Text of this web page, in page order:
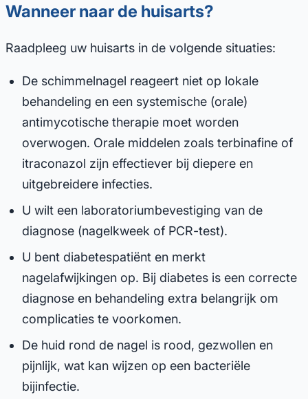
Wanneer naar de huisarts?
Raadpleeg uw huisarts in de volgende situaties:
De schimmelnagel reageert niet op lokale
behandeling en een systemische (orale)
antimycotische therapie moet worden
overwogen. Orale middelen zoals terbinafine of
itraconazol zijn effectiever bij diepere en
uitgebreidere infecties.
U wilt een laboratoriumbevestiging van de
diagnose (nagelkweek of PCR-test).
U bent diabetespatiënt en merkt
nagelafwijkingen op. Bij diabetes is een correcte
diagnose en behandeling extra belangrijk om
complicaties te voorkomen.
De huid rond de nagel is rood, gezwollen en
pijnlijk, wat kan wijzen op een bacteriële
bijinfectie.